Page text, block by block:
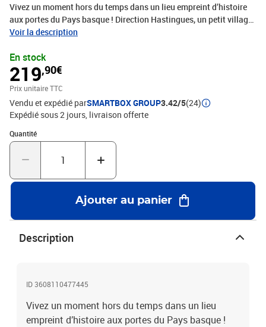
Vivez un moment hors du temps dans un lieu empreint d’histoire
aux portes du Pays basque ! Direction Hastingues, un petit village
niché sur les rives des Gaves Réunis, entre Dax et Bayonne, où le
Posez vos valises dans une charmante suite Vue Parc depuis
laquelle vous pourrez admirer les magnifiques arbres centenaires
qui bordent la piscine. Au réveil, savourez un délicieux petit-
déjeuner puis promenez-vous dans le jardin verdoyant du
domaine, un joli cadre propice à la rêverie. Vous avez également
tout le loisir d’explorer cette bâtisse du XVIIIe siècle, notamment la
bibliothèque et sa belle collection de livres anciens. La promesse
d’un séjour des plus réussis à 30 minutes de l’océan !Séjour en
château : 2 jours en suite près de Bayonne et Dax
Voir la description
En stock
219,90€
Prix unitaire TTC
Vendu et expédié parSMARTBOX GROUP3.42/5(24)
Expédié sous 2 jours livraison offerte
Quantité
Quantité : 1
Ajouter au panier
Description
ID 3608110477445
Vivez un moment hors du temps dans un lieu
empreint d’histoire aux portes du Pays basque !